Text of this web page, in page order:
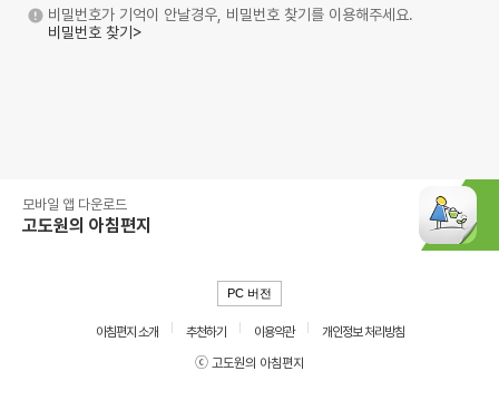
비밀번호가 기억이 안날경우, 비밀번호 찾기를 이용해주세요.
비밀번호 찾기>
모바일 앱 다운로드
고도원의 아침편지
PC 버전
아침편지 소개 추천하기 이용약관
개인정보 처리방침
ⓒ 고도원의 아침편지